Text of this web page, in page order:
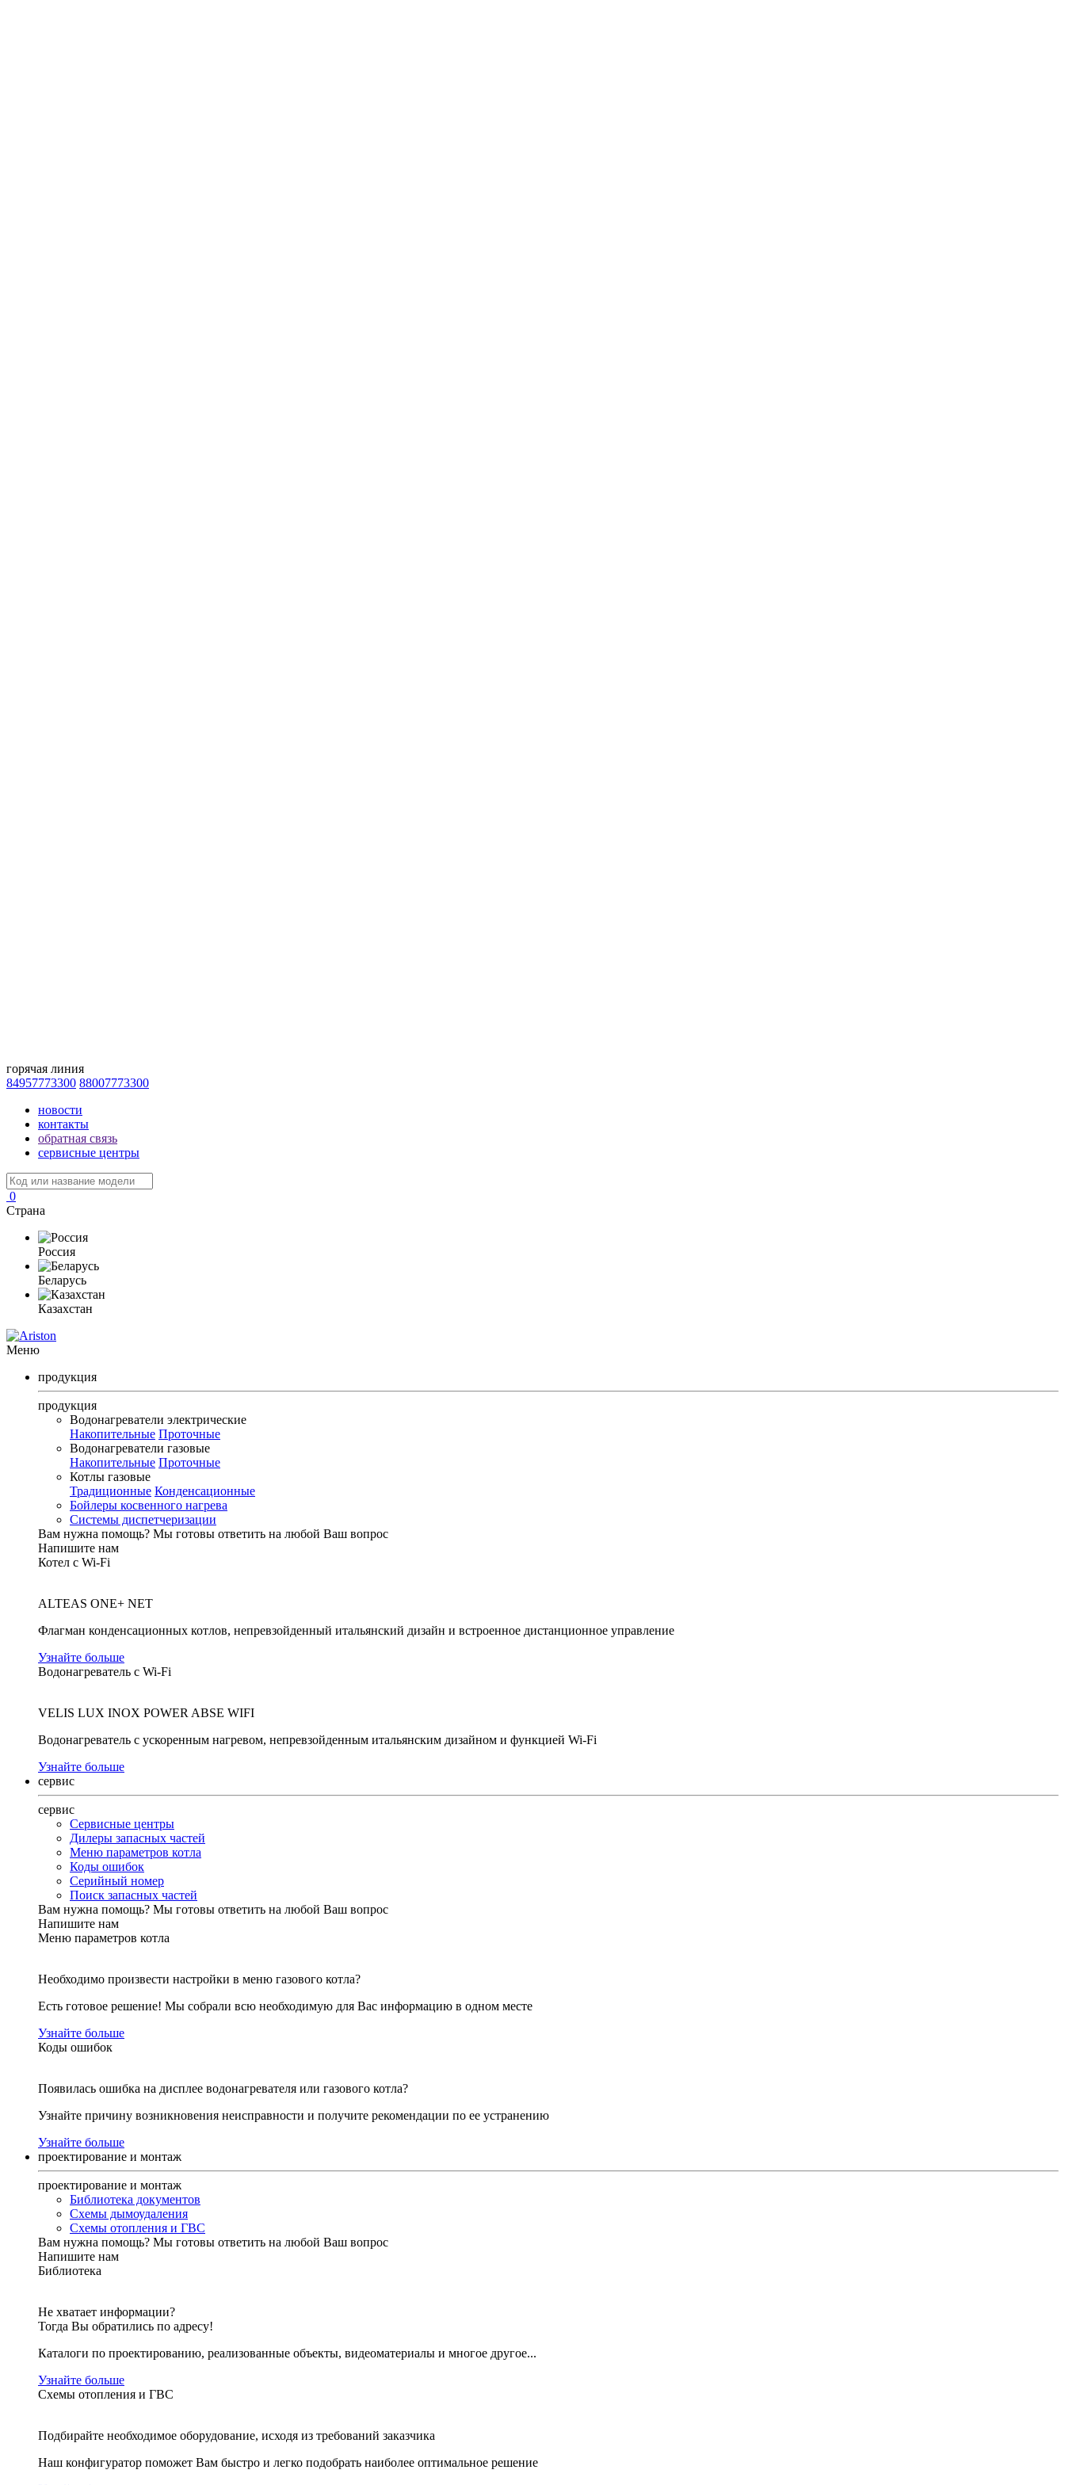
горячая линия
84957773300 88007773300
новости
контакты
обратная связь
сервисные центры
0
Страна
Россия
Беларусь
Казахстан
Меню
продукция
продукция
Водонагреватели электрические
Накопительные Проточные
Водонагреватели газовые
Накопительные Проточные
Котлы газовые
Традиционные Конденсационные
Бойлеры косвенного нагрева
Системы диспетчеризации
Вам нужна помощь? Мы готовы ответить на любой Ваш вопрос
Напишите нам
Котел с Wi-Fi
ALTEAS ONE+ NET
Флагман конденсационных котлов, непревзойденный итальянский дизайн и встроенное дистанционное управление
Узнайте больше
Водонагреватель с Wi-Fi
VELIS LUX INOX POWER ABSE WIFI
Водонагреватель с ускоренным нагревом, непревзойденным итальянским дизайном и функцией Wi-Fi
Узнайте больше
сервис
сервис
Сервисные центры
Дилеры запасных частей
Меню параметров котла
Коды ошибок
Серийный номер
Поиск запасных частей
Вам нужна помощь? Мы готовы ответить на любой Ваш вопрос
Напишите нам
Меню параметров котла
Необходимо произвести настройки в меню газового котла?
Есть готовое решение! Мы собрали всю необходимую для Вас информацию в одном месте
Узнайте больше
Коды ошибок
Появилась ошибка на дисплее водонагревателя или газового котла?
Узнайте причину возникновения неисправности и получите рекомендации по ее устранению
Узнайте больше
проектирование и монтаж
проектирование и монтаж
Библиотека документов
Схемы дымоудаления
Схемы отопления и ГВС
Вам нужна помощь? Мы готовы ответить на любой Ваш вопрос
Напишите нам
Библиотека
Не хватает информации?
Тогда Вы обратились по адресу!
Каталоги по проектированию, реализованные объекты, видеоматериалы и многое другое...
Узнайте больше
Схемы отопления и ГВС
Подбирайте необходимое оборудование, исходя из требований заказчика
Наш конфигуратор поможет Вам быстро и легко подобрать наиболее оптимальное решение